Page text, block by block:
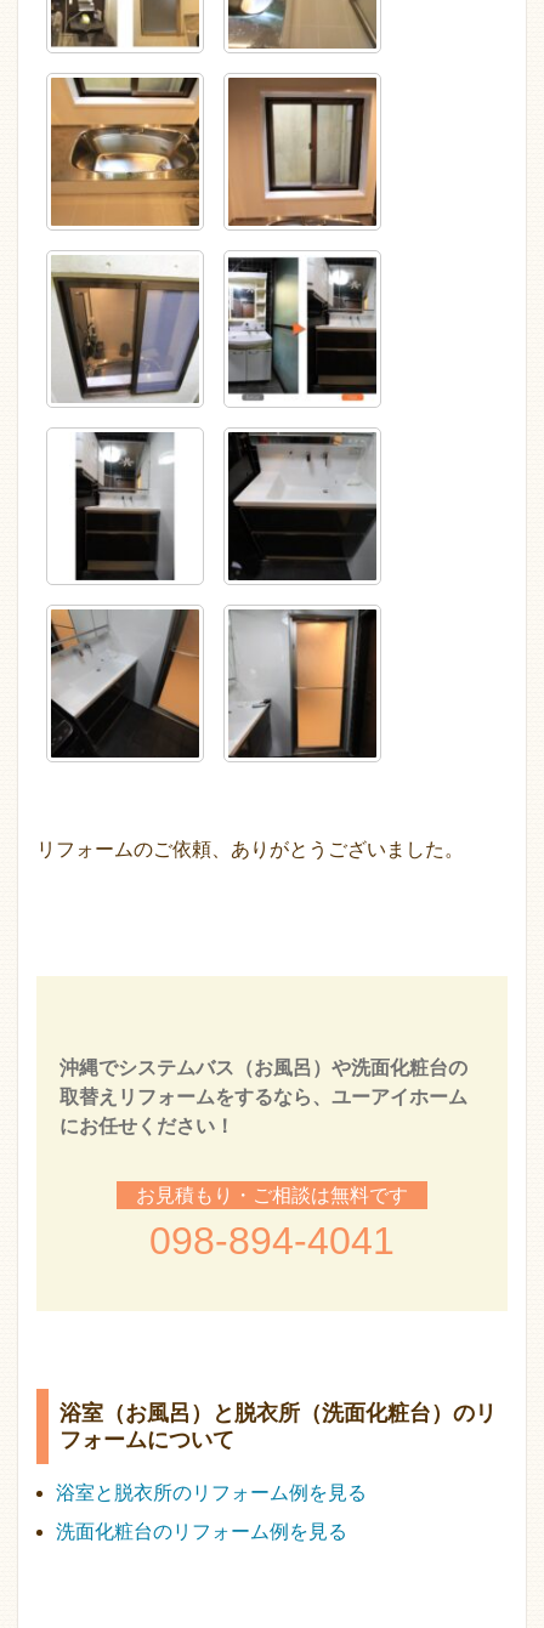
リフォームのご依頼、ありがとうございました。
沖縄でシステムバス（お風呂）や洗面化粧台の
取替えリフォームをするなら、ユーアイホーム
にお任せください！
お見積もり・ご相談は無料です
098-894-4041
浴室（お風呂）と脱衣所（洗面化粧台）のリ
フォームについて
浴室と脱衣所のリフォーム例を見る
洗面化粧台のリフォーム例を見る